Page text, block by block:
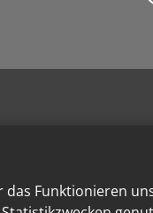
Funktionieren